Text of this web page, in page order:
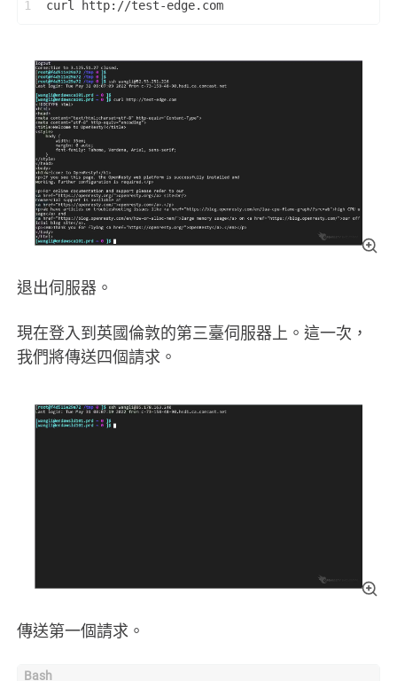
1 curl http://test-edge.com
退出伺服器。
現在登入到英國倫敦的第三臺伺服器上。這一次，
我們將傳送四個請求。
傳送第一個請求。